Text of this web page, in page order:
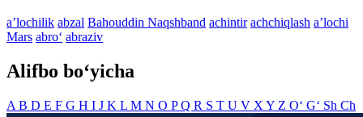
aʼlochilik abzal Bahouddin Naqshband achintir achchiqlash aʼlochi
Mars abro‘ abraziv
Alifbo bo‘yicha
A B D E F G H I J K L M N O PQ R S T U V X Y Z O‘ G‘ Sh Ch